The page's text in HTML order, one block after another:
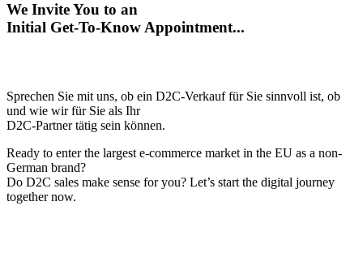
We Invite You to an
Initial Get-To-Know Appointment...
Sprechen Sie mit uns, ob ein D2C-Verkauf für Sie sinnvoll ist, ob
und wie wir für Sie als Ihr
D2C-Partner tätig sein können.
Ready to enter the largest e-commerce market in the EU as a non-
German brand?
Do D2C sales make sense for you? Let’s start the digital journey
together now.